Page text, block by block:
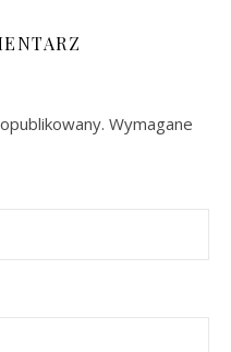
Wymagane